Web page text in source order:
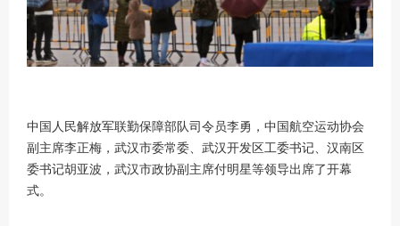
中国人民解放军联勤保障部队司令员李勇，中国航空运动协会
副主席李正梅，武汉市委常委、武汉开发区工委书记、汉南区
委书记胡亚波，武汉市政协副主席付明星等领导出席了开幕
式。